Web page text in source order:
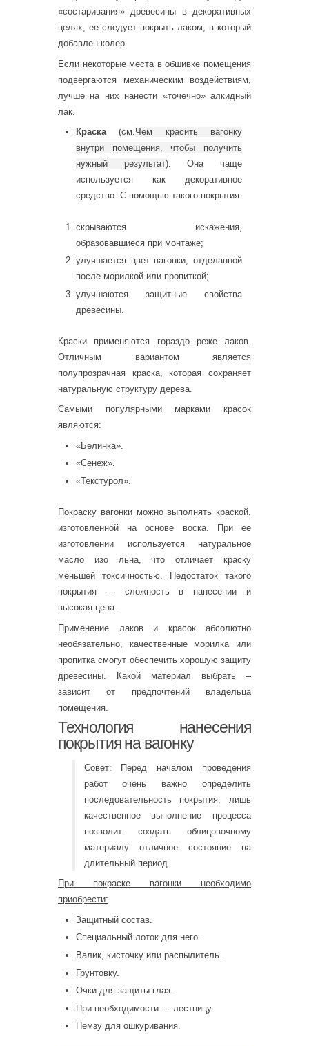
«состаривания» древесины в декоративных
целях, ее следует покрыть лаком, в который
добавлен колер.
Если некоторые места в обшивке помещения
подвергаются механическим воздействиям,
лучше на них нанести «точечно» алкидный
лак.
Краска(см.Чем красить вагонку
внутри помещения, чтобы получить
нужный результат). Она чаще
используется как декоративное
средство. С помощью такого покрытия:
скрываются искажения,
образовавшиеся при монтаже;
улучшается цвет вагонки, отделанной
после морилкой или пропиткой;
улучшаются защитные свойства
древесины.
Краски применяются гораздо реже лаков.
Отличным вариантом является
полупрозрачная краска, которая сохраняет
натуральную структуру дерева.
Самыми популярными марками красок
являются:
«Белинка».
«Сенеж».
«Текстурол».
Покраску вагонки можно выполнять краской,
изготовленной на основе воска. При ее
изготовлении используется натуральное
масло изо льна, что отличает краску
меньшей токсичностью. Недостаток такого
покрытия — сложность в нанесении и
высокая цена.
Применение лаков и красок абсолютно
необязательно, качественные морилка или
пропитка смогут обеспечить хорошую защиту
древесины. Какой материал выбрать –
зависит от предпочтений владельца
помещения.
Технология нанесения
покрытия на вагонку
Совет: Перед началом проведения
работ очень важно определить
последовательность покрытия, лишь
качественное выполнение процесса
позволит создать облицовочному
материалу отличное состояние на
длительный период.
При покраске вагонки необходимо
приобрести:
Защитный состав.
Специальный лоток для него.
Валик, кисточку или распылитель.
Грунтовку.
Очки для защиты глаз.
При необходимости — лестницу.
Пемзу для ошкуривания.